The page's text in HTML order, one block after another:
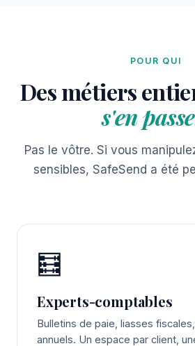
POUR QUI
Des métiers
s'en
Pas le vôtre. Si vous
sensibles, SafeSend a été
🧮
Experts-comptables
Bulletins de paie, liasses
annuels. Un espace par client,